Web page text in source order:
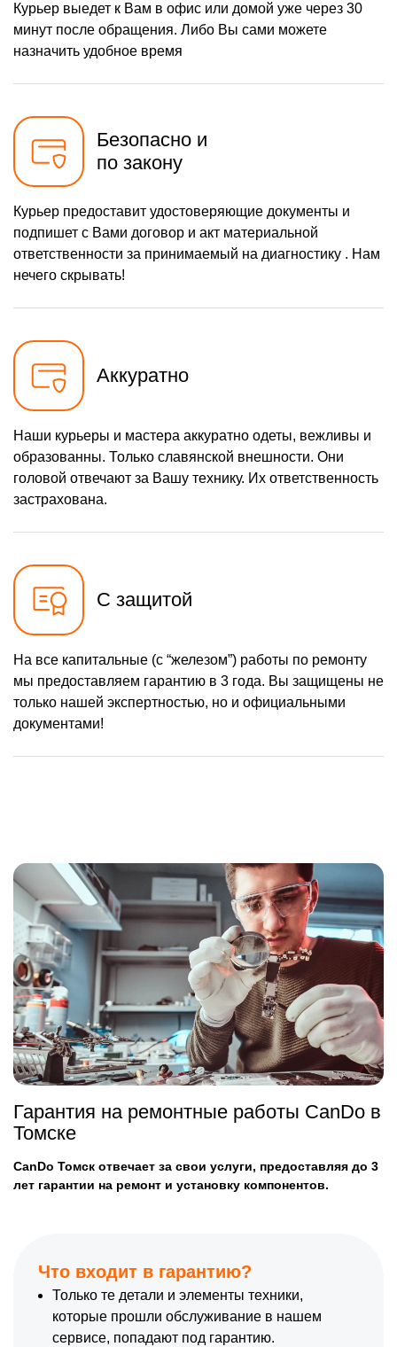
Курьер выедет к Вам в офис или домой уже через 30
минут после обращения. Либо Вы сами можете
назначить удобное время
Безопасно и
по закону
Курьер предоставит удостоверяющие документы и
подпишет с Вами договор и акт материальной
ответственности за принимаемый на диагностику . Нам
нечего скрывать!
Аккуратно
Наши курьеры и мастера аккуратно одеты, вежливы и
образованны. Только славянской внешности. Они
головой отвечают за Вашу технику. Их ответственность
застрахована.
С защитой
На все капитальные (с “железом”) работы по ремонту
мы предоставляем гарантию в 3 года. Вы защищены не
только нашей экспертностью, но и официальными
документами!
Гарантия на ремонтные работы CanDo в
Томске
CanDo Томск отвечает за свои услуги, предоставляя до 3
лет гарантии на ремонт и установку компонентов.
Что входит в гарантию?
Только те детали и элементы техники,
которые прошли обслуживание в нашем
сервисе, попадают под гарантию.